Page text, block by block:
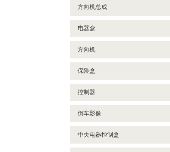
方向机总成
电器盒
方向机
保险盒
控制器
倒车影像
中央电器控制盒